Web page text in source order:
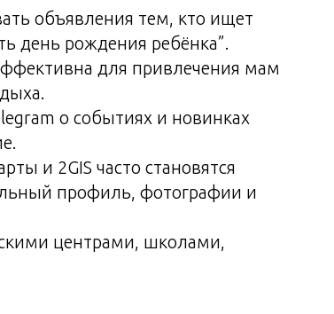
объявления тем, кто ищет
день рождения ребёнка”.
для привлечения мам
о событиях и новинках
и 2GIS часто становятся
профиль, фотографии и
центрами, школами,